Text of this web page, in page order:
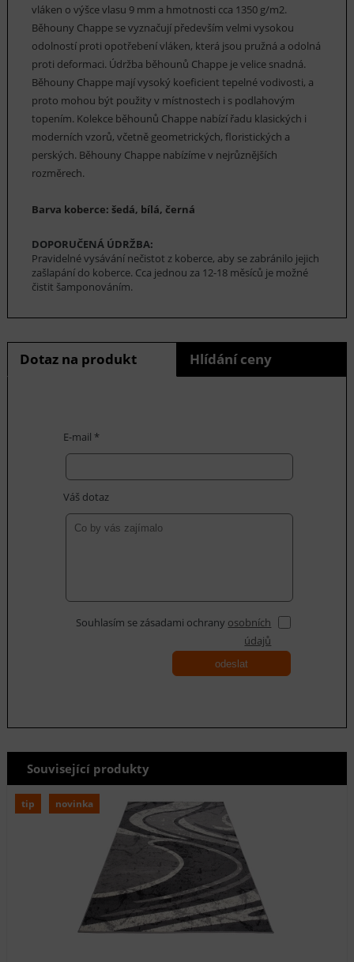
vláken o výšce vlasu 9 mm a hmotnosti cca 1350 g/m2.
Běhouny Chappe se vyznačují především velmi vysokou
odolností proti opotřebení vláken, která jsou pružná a odolná
proti deformaci. Údržba běhounů Chappe je velice snadná.
Běhouny Chappe mají vysoký koeficient tepelné vodivosti, a
proto mohou být použity v místnostech i s podlahovým
topením. Kolekce běhounů Chappe nabízí řadu klasických i
moderních vzorů, včetně geometrických, floristických a
perských. Běhouny Chappe nabízíme v nejrůznějších
rozměrech.
Barva koberce: šedá, bílá, černá
DOPORUČENÁ ÚDRŽBA:
Pravidelné vysávání nečistot z koberce, aby se zabránilo jejich
zašlapání do koberce. Cca jednou za 12-18 měsíců je možné
čistit šamponováním.
Dotaz na produkt Hlídání ceny
E-mail *
Váš dotaz
Souhlasím se zásadami ochrany osobních
údajů
odeslat
Související produkty
tip novinka